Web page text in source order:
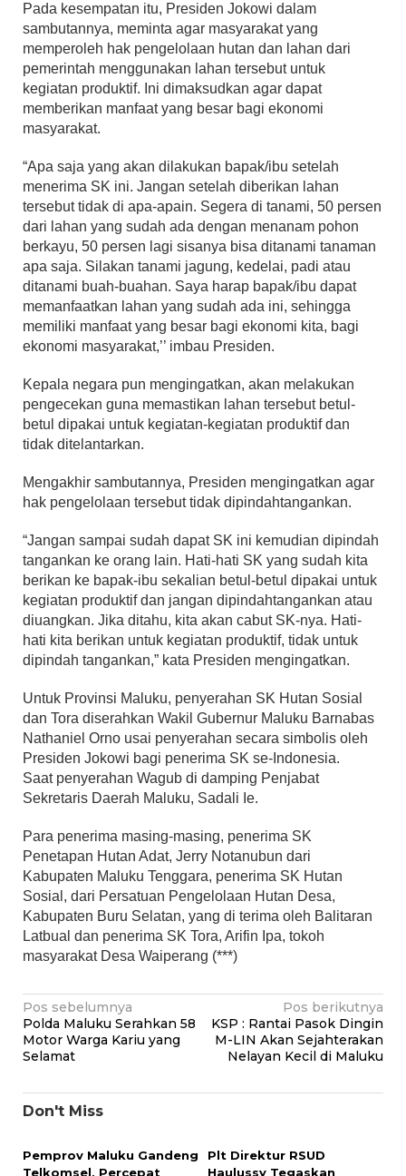
Pada kesempatan itu, Presiden Jokowi dalam
sambutannya, meminta agar masyarakat yang
memperoleh hak pengelolaan hutan dan lahan dari
pemerintah menggunakan lahan tersebut untuk
kegiatan produktif. Ini dimaksudkan agar dapat
memberikan manfaat yang besar bagi ekonomi
masyarakat.
“Apa saja yang akan dilakukan bapak/ibu setelah
menerima SK ini. Jangan setelah diberikan lahan
tersebut tidak di apa-apain. Segera di tanami, 50 persen
dari lahan yang sudah ada dengan menanam pohon
berkayu, 50 persen lagi sisanya bisa ditanami tanaman
apa saja. Silakan tanami jagung, kedelai, padi atau
ditanami buah-buahan. Saya harap bapak/ibu dapat
memanfaatkan lahan yang sudah ada ini, sehingga
memiliki manfaat yang besar bagi ekonomi kita, bagi
ekonomi masyarakat,’’ imbau Presiden.
Kepala negara pun mengingatkan, akan melakukan
pengecekan guna memastikan lahan tersebut betul-
betul dipakai untuk kegiatan-kegiatan produktif dan
tidak ditelantarkan.
Mengakhir sambutannya, Presiden mengingatkan agar
hak pengelolaan tersebut tidak dipindahtangankan.
“Jangan sampai sudah dapat SK ini kemudian dipindah
tangankan ke orang lain. Hati-hati SK yang sudah kita
berikan ke bapak-ibu sekalian betul-betul dipakai untuk
kegiatan produktif dan jangan dipindahtangankan atau
diuangkan. Jika ditahu, kita akan cabut SK-nya. Hati-
hati kita berikan untuk kegiatan produktif, tidak untuk
dipindah tangankan,” kata Presiden mengingatkan.
Untuk Provinsi Maluku, penyerahan SK Hutan Sosial
dan Tora diserahkan Wakil Gubernur Maluku Barnabas
Nathaniel Orno usai penyerahan secara simbolis oleh
Presiden Jokowi bagi penerima SK se-Indonesia.
Saat penyerahan Wagub di damping Penjabat
Sekretaris Daerah Maluku, Sadali Ie.
Para penerima masing-masing, penerima SK
Penetapan Hutan Adat, Jerry Notanubun dari
Kabupaten Maluku Tenggara, penerima SK Hutan
Sosial, dari Persatuan Pengelolaan Hutan Desa,
Kabupaten Buru Selatan, yang di terima oleh Balitaran
Latbual dan penerima SK Tora, Arifin Ipa, tokoh
masyarakat Desa Waiperang (***)
Navigasi
pos
Pos sebelumnya
Polda Maluku Serahkan 58
Motor Warga Kariu yang
Selamat
Pos berikutnya
KSP : Rantai Pasok Dingin
M-LIN Akan Sejahterakan
Nelayan Kecil di Maluku
Don't Miss
Pemprov Maluku Gandeng
Telkomsel, Percepat
Plt Direktur RSUD
Haulussy Tegaskan